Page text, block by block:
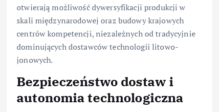
otwierają możliwość dywersyfikacji produkcji w
skali międzynarodowej oraz budowy krajowych
centrów kompetencji, niezależnych od tradycyjnie
dominujących dostawców technologii litowo-
jonowych.
Bezpieczeństwo dostaw i
autonomia technologiczna